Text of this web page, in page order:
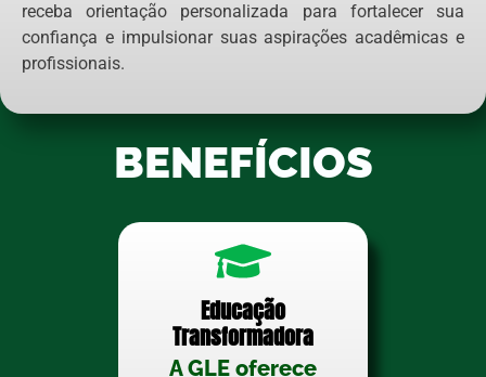
receba orientação personalizada para fortalecer sua
confiança e impulsionar suas aspirações acadêmicas e
profissionais.
BENEFÍCIOS
Educação
Transformadora
A GLE oferece